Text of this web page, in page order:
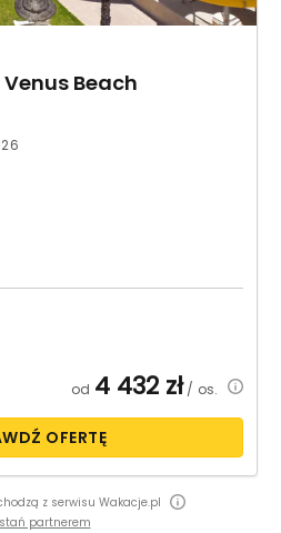
Beach
od 4 432 zł/ os.
OFERTĘ
z serwisu Wakacje.pl
partnerem